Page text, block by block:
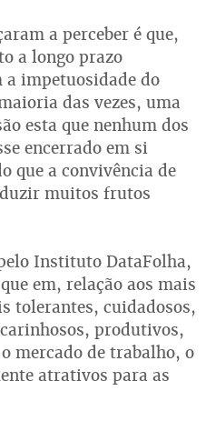
a perceber é que,
a longo prazo
impetuosidade do
das vezes, uma
esta que nenhum dos
encerrado em si
que a convivência de
muitos frutos
Instituto DataFolha,
em, relação aos mais
tolerantes, cuidadosos,
produtivos,
mercado de trabalho, o
atrativos para as